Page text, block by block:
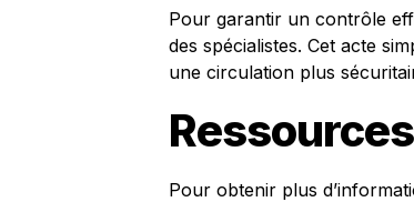
Pour garantir un contrôle
des spécialistes. Cet acte
une circulation plus
Pour obtenir plus